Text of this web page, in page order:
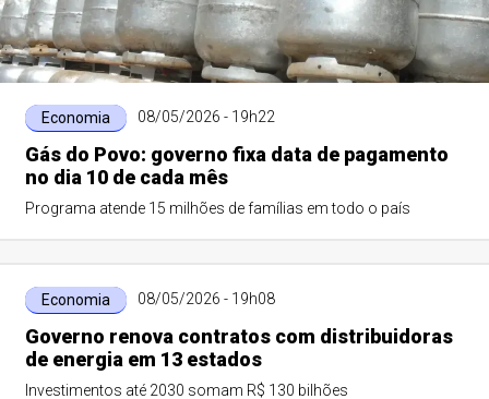
Economia 08/05/2026 - 19h22
Gás do Povo: governo fixa data de pagamento
no dia 10 de cada mês
Programa atende 15 milhões de famílias em todo o país
Economia 08/05/2026 - 19h08
Governo renova contratos com distribuidoras
de energia em 13 estados
Investimentos até 2030 somam R$ 130 bilhões